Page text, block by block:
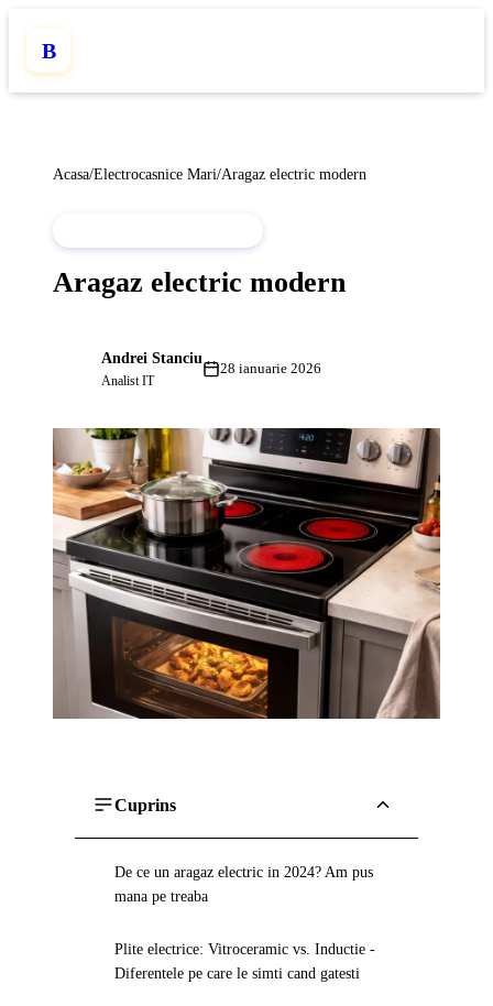
B
Acasa/Electrocasnice Mari/Aragaz electric modern
Aragaz electric modern
Andrei Stanciu
Analist IT
28 ianuarie 2026
Cuprins
De ce un aragaz electric in 2024? Am pus
mana pe treaba
Plite electrice: Vitroceramic vs. Inductie -
Diferentele pe care le simti cand gatesti